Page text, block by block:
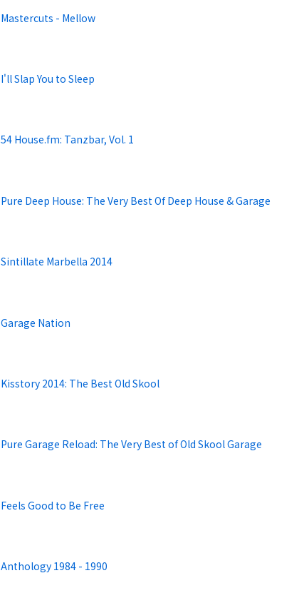
Mastercuts - Mellow
I'll Slap You to Sleep
54 House.fm: Tanzbar, Vol. 1
Pure Deep House: The Very Best Of Deep House & Garage
Sintillate Marbella 2014
Garage Nation
Kisstory 2014: The Best Old Skool
Pure Garage Reload: The Very Best of Old Skool Garage
Feels Good to Be Free
Anthology 1984 - 1990